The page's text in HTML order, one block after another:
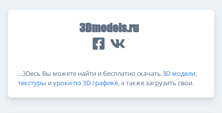
3Dmodels.ru
...3Dесь Вы можете найти и бесплатно скачать 3D модели,
текстуры и уроки по 3D графике, а также загрузить свои.